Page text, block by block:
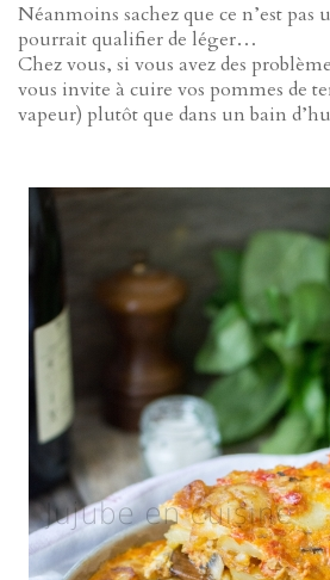
Néanmoins sachez que ce n’est pas
pourrait qualifier de léger…
Chez vous, si vous avez des
vous invite à cuire vos pommes de
vapeur) plutôt que dans un bain